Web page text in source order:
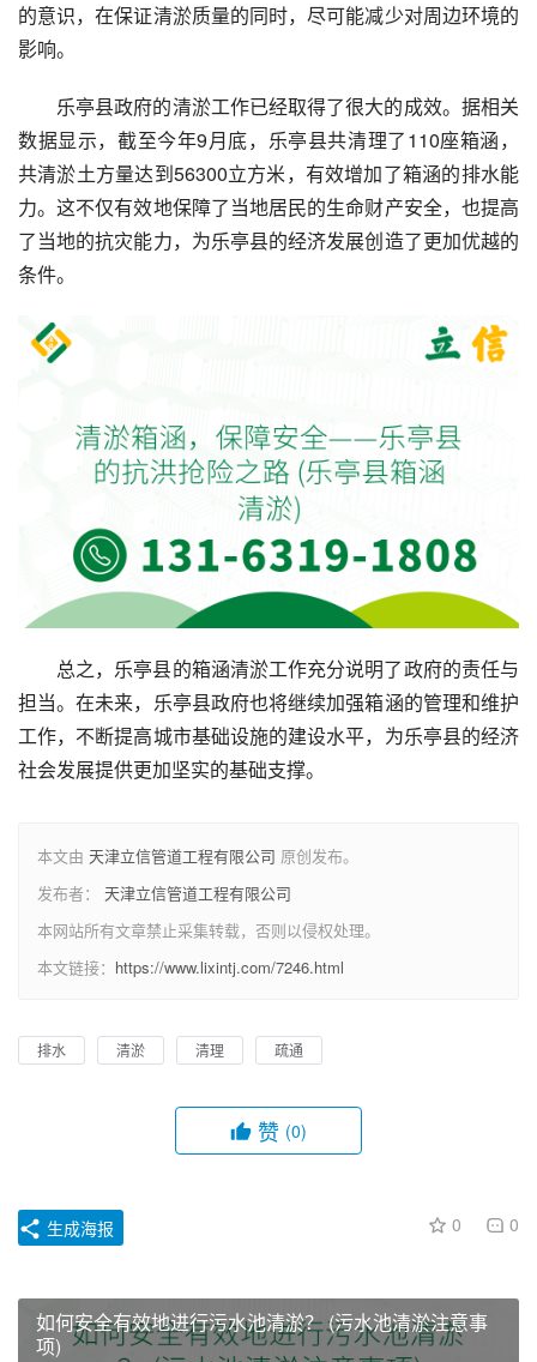
的意识，在保证清淤质量的同时，尽可能减少对周边环境的
影响。
乐亭县政府的清淤工作已经取得了很大的成效。据相关
数据显示，截至今年9月底，乐亭县共清理了110座箱涵，
共清淤土方量达到56300立方米，有效增加了箱涵的排水能
力。这不仅有效地保障了当地居民的生命财产安全，也提高
了当地的抗灾能力，为乐亭县的经济发展创造了更加优越的
条件。
总之，乐亭县的箱涵清淤工作充分说明了政府的责任与
担当。在未来，乐亭县政府也将继续加强箱涵的管理和维护
工作，不断提高城市基础设施的建设水平，为乐亭县的经济
社会发展提供更加坚实的基础支撑。
本文由 天津立信管道工程有限公司 原创发布。
发布者： 天津立信管道工程有限公司
本网站所有文章禁止采集转载，否则以侵权处理。
本文链接： https://www.lixintj.com/7246.html
排水 清淤 清理 疏通
赞 (0)
0 0
生成海报
如何安全有效地进行污水池清淤？ (污水池清淤注意事
项)